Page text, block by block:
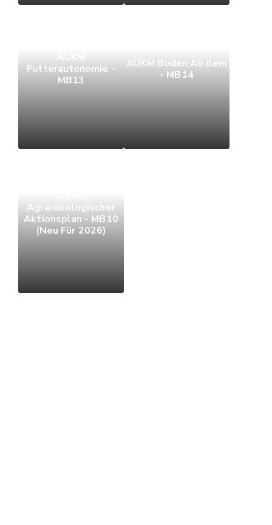
AUKM
Futterautonomie -
MB13
AUKM Boden Ab dem
- MB14
Agrarökologischer
Aktionsplan - MB10
(Neu Für 2026)